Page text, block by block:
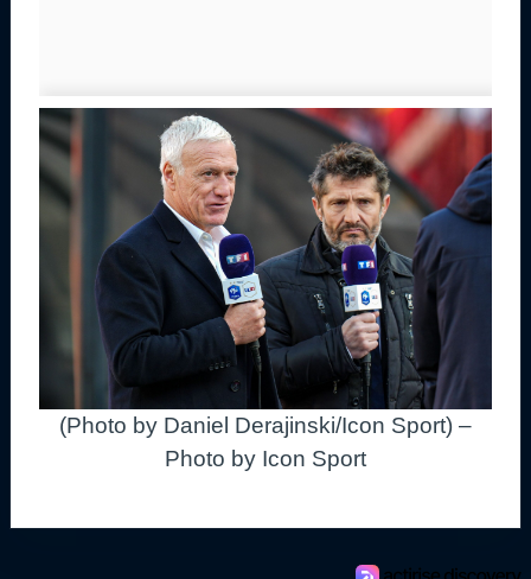
(Photo by Daniel Derajinski/Icon Sport) –
Photo by Icon Sport